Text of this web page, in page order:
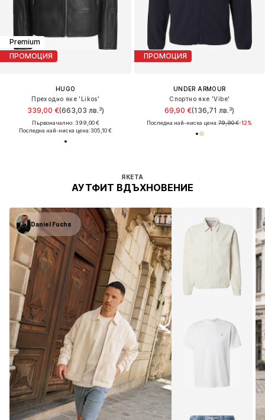
Premium
ПРОМОЦИЯ
HUGO
Преходно яке 'Likos'
339,00 €(663,03 лв.³)
Първоначално: 399,00 €
Последна най-ниска цена:305,10 €
ПРОМОЦИЯ
UNDER ARMOUR
Спортно яке 'Vibe'
69,90 €(136,71 лв.³)
Последна най-ниска цена:79,90 €-12%
ЯКЕТА
АУТФИТ ВДЪХНОВЕНИЕ
Daniel Fuchs